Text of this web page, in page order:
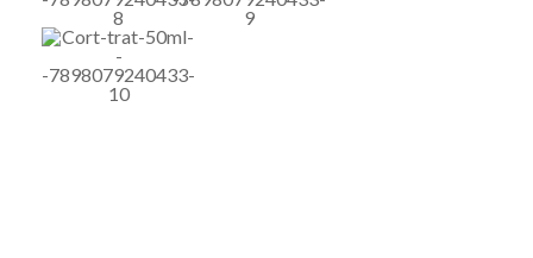
aplicado por via intramuscular ou
endovenosa nas seguintes doses:
Bovinos: 2,5 a 10ml